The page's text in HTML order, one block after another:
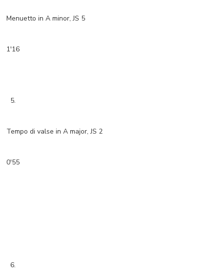
Menuetto in A minor, JS 5
1'16
5.
Tempo di valse in A major, JS 2
0'55
6.